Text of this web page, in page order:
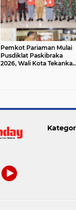
Pelayanan Publik
Pemkot Pariaman Mulai
Pusdiklat Paskibraka
2026, Wali Kota Tekankan